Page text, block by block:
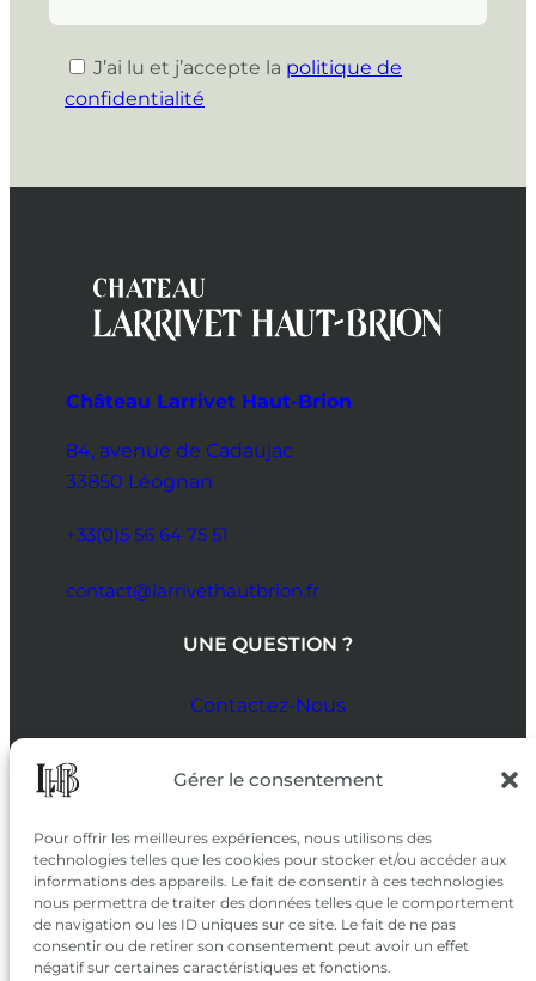
Gérer le consentement
Pour offrir les meilleures expériences, nous utilisons des
technologies telles que les cookies pour stocker et/ou accéder aux
informations des appareils. Le fait de consentir à ces technologies
nous permettra de traiter des données telles que le comportement
de navigation ou les ID uniques sur ce site. Le fait de ne pas
consentir ou de retirer son consentement peut avoir un effet
négatif sur certaines caractéristiques et fonctions.
J’ai lu et j’accepte la politique de
confidentialité
Château Larrivet Haut-Brion
84, avenue de Cadaujac
33850 Léognan
+33(0)5 56 64 75 51
contact@larrivethautbrion.fr
UNE QUESTION ?
Contactez-Nous
SUIVEZ-NOUS
SUR LES RÉSEAUX